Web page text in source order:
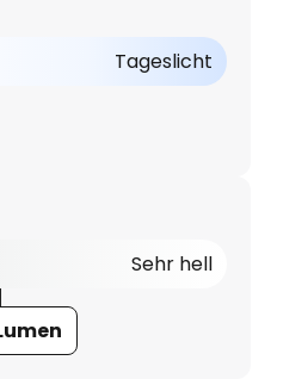
Tageslicht
Sehr hell